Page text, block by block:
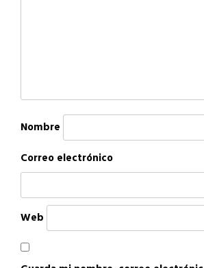
Nombre
Correo electrónico
Web